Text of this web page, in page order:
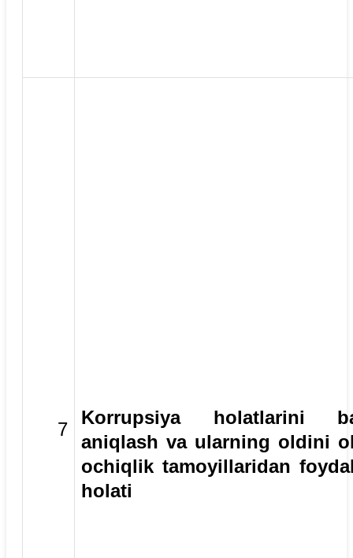
7
Korrupsiya holatlarini
aniqlash va ularning oldini
ochiqlik tamoyillaridan
holati